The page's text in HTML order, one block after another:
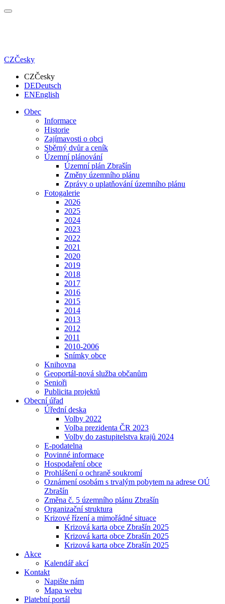
CZČesky
CZČesky
DEDeutsch
ENEnglish
Obec
Informace
Historie
Zajímavosti o obci
Sběrný dvůr a ceník
Územní plánování
Územní plán Zbrašín
Změny územního plánu
Zprávy o uplatňování územního plánu
Fotogalerie
2026
2025
2024
2023
2022
2021
2020
2019
2018
2017
2016
2015
2014
2013
2012
2011
2010-2006
Snímky obce
Knihovna
Geoportál-nová služba občanům
Senioři
Publicita projektů
Obecní úřad
Úřední deska
Volby 2022
Volba prezidenta ČR 2023
Volby do zastupitelstva krajů 2024
E-podatelna
Povinné informace
Hospodaření obce
Prohlášení o ochraně soukromí
Oznámení osobám s trvalým pobytem na adrese OÚ
Zbrašín
Změna č. 5 územního plánu Zbrašín
Organizační struktura
Krizové řízení a mimořádné situace
Krizová karta obce Zbrašín 2025
Krizová karta obce Zbrašín 2025
Krizová karta obce Zbrašín 2025
Akce
Kalendář akcí
Kontakt
Napište nám
Mapa webu
Platební portál